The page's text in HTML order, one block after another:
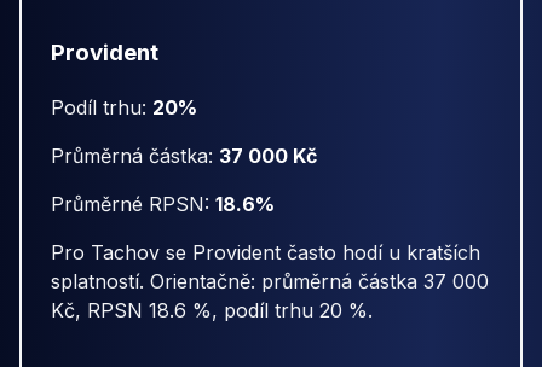
Provident
Podíl trhu: 20%
Průměrná částka: 37 000 Kč
Průměrné RPSN: 18.6%
Pro Tachov se Provident často hodí u kratších
splatností. Orientačně: průměrná částka 37 000
Kč, RPSN 18.6 %, podíl trhu 20 %.